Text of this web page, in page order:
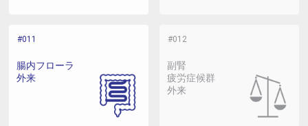
腸内フローラ
外来
副腎
疲労症候群
外来